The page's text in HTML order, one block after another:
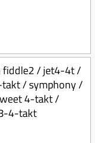
fiddle2 / jet4-4t /
/ symphony /
4-takt /
4-takt